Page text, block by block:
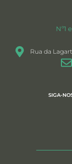
Nº1
Rua da
SIGA-